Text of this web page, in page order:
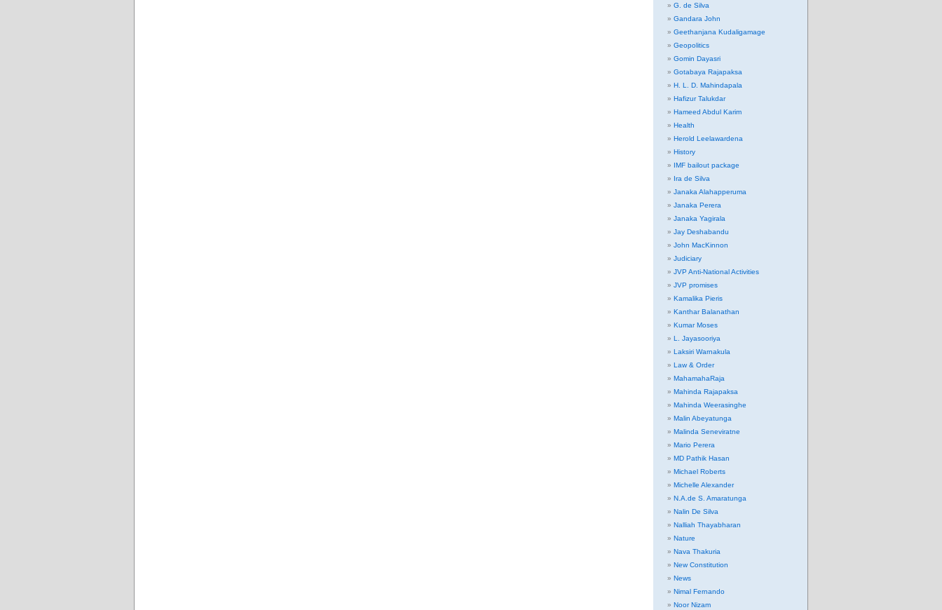
G. de Silva
Gandara John
Geethanjana Kudaligamage
Geopolitics
Gomin Dayasri
Gotabaya Rajapaksa
H. L. D. Mahindapala
Hafizur Talukdar
Hameed Abdul Karim
Health
Herold Leelawardena
History
IMF bailout package
Ira de Silva
Janaka Alahapperuma
Janaka Perera
Janaka Yagirala
Jay Deshabandu
John MacKinnon
Judiciary
JVP Anti-National Activities
JVP promises
Kamalika Pieris
Kanthar Balanathan
Kumar Moses
L. Jayasooriya
Laksiri Warnakula
Law & Order
MahamahaRaja
Mahinda Rajapaksa
Mahinda Weerasinghe
Malin Abeyatunga
Malinda Seneviratne
Mario Perera
MD Pathik Hasan
Michael Roberts
Michelle Alexander
N.A.de S. Amaratunga
Nalin De Silva
Nalliah Thayabharan
Nature
Nava Thakuria
New Constitution
News
Nimal Fernando
Noor Nizam